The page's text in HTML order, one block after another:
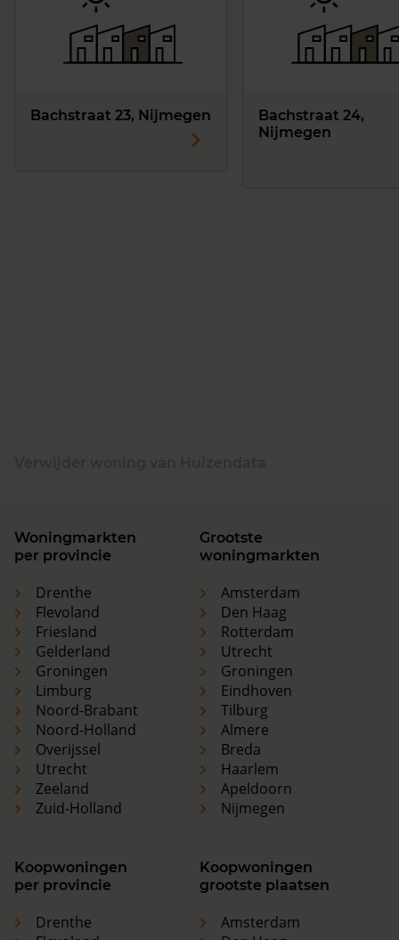
Bachstraat 23, Nijmegen
Bachstraat 24,
Nijmegen
Woningmarkten
per provincie
Drenthe
Flevoland
Friesland
Gelderland
Groningen
Limburg
Noord-Brabant
Noord-Holland
Overijssel
Utrecht
Zeeland
Zuid-Holland
Grootste
woningmarkten
Amsterdam
Den Haag
Rotterdam
Utrecht
Groningen
Eindhoven
Tilburg
Almere
Breda
Haarlem
Apeldoorn
Nijmegen
Koopwoningen
per provincie
Drenthe
Koopwoningen
grootste plaatsen
Amsterdam